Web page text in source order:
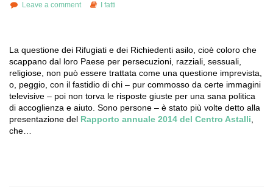
Leave a comment I fatti
La questione dei Rifugiati e dei Richiedenti asilo, cioè coloro che
scappano dal loro Paese per persecuzioni, razziali, sessuali,
religiose, non può essere trattata come una questione imprevista,
o, peggio, con il fastidio di chi – pur commosso da certe immagini
televisive – poi non torva le risposte giuste per una sana politica
di accoglienza e aiuto. Sono persone – è stato più volte detto alla
presentazione del Rapporto annuale 2014 del Centro Astalli,
che…